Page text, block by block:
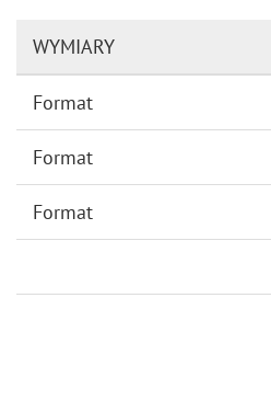
WYMIARY
Format
Format
Format